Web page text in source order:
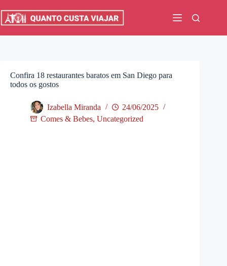
para
Confira 18 restaurantes baratos em San Diego para
todos os gostos
Izabella Miranda
24/06/2025
Comes & Bebes, Uncategorized